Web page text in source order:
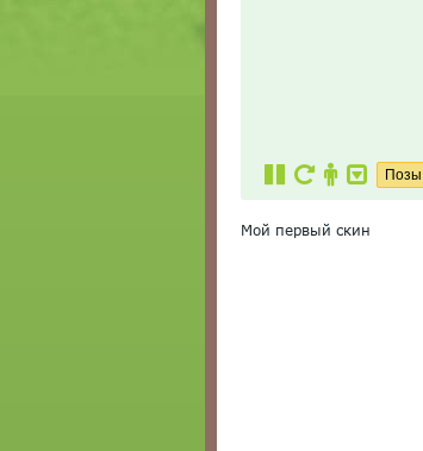
Мой первый скин